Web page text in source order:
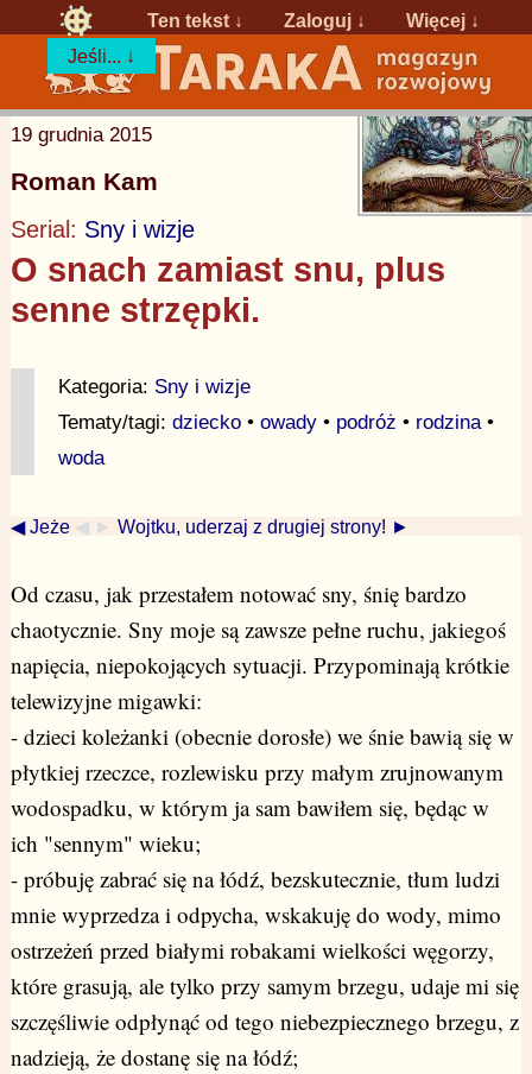
Ten tekst ↓ Zaloguj ↓
Więcej ↓
Jeśli... ↓
19 grudnia 2015
Roman Kam
Serial: Sny i wizje
O snach zamiast snu, plus
senne strzępki.
Kategoria: Sny i wizje
Tematy/tagi: dziecko• owady• podróż • rodzina•
woda
◀ Jeże ◀ ► Wojtku, uderzaj z drugiej strony! ►
Od czasu, jak przestałem notować sny, śnię bardzo
chaotycznie. Sny moje są zawsze pełne ruchu, jakiegoś
napięcia, niepokojących sytuacji. Przypominają krótkie
telewizyjne migawki:
- dzieci koleżanki (obecnie dorosłe) we śnie bawią się w
płytkiej rzeczce, rozlewisku przy małym zrujnowanym
wodospadku, w którym ja sam bawiłem się, będąc w
ich "sennym" wieku;
- próbuję zabrać się na łódź, bezskutecznie, tłum ludzi
mnie wyprzedza i odpycha, wskakuję do wody, mimo
ostrzeżeń przed białymi robakami wielkości węgorzy,
które grasują, ale tylko przy samym brzegu, udaje mi się
szczęśliwie odpłynąć od tego niebezpiecznego brzegu, z
nadzieją, że dostanę się na łódź;